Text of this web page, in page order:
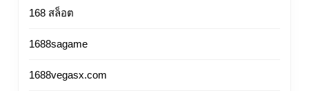
168 สล็อต
1688sagame
1688vegasx.com